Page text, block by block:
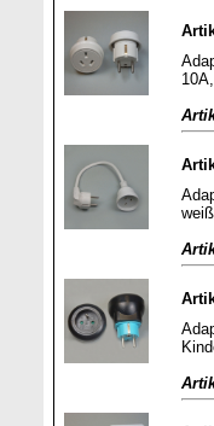
weiß